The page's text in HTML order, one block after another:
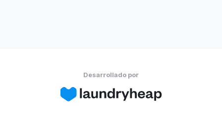
Desarrollado por